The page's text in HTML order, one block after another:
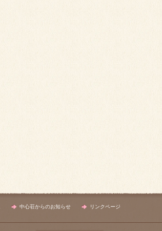
中心荘からのお知らせ リンクページ